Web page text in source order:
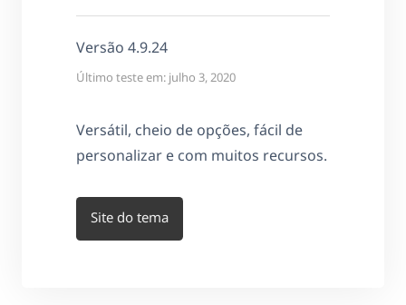
Versão 4.9.24
Último teste em: julho 3, 2020
Versátil, cheio de opções, fácil de
personalizar e com muitos recursos.
Site do tema